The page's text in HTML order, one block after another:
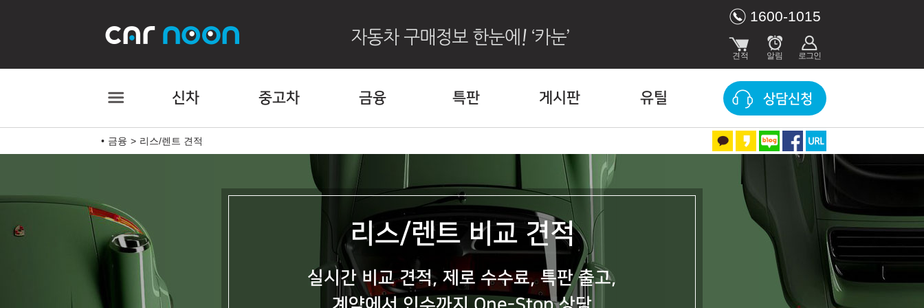
1600-1015
신차 중고차 금융 특판 게시판 유틸 상담신청
금융 리스/렌트 견적
리스/렌트 비교 견적
실시간 비교 견적, 제로 수수료, 특판 출고,